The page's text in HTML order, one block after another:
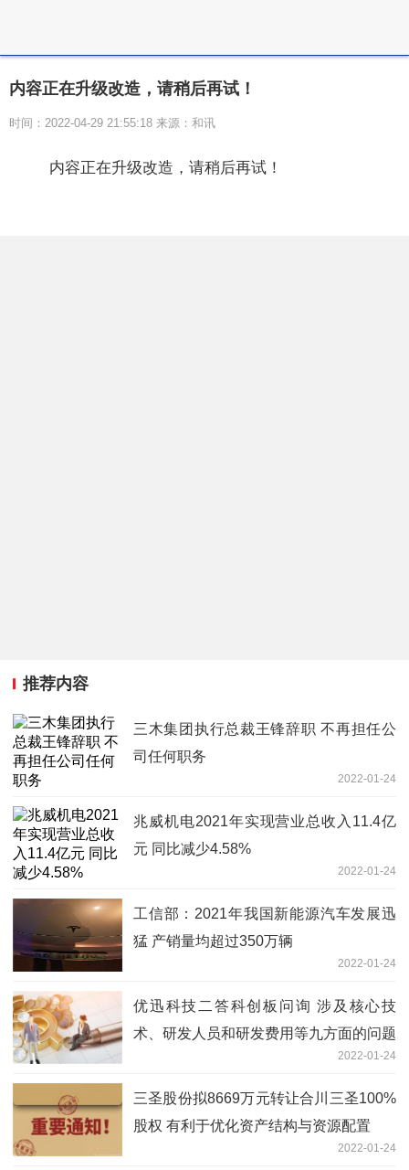
内容正在升级改造，请稍后再试！
时间：2022-04-29 21:55:18 来源：和讯
内容正在升级改造，请稍后再试！
推荐内容
三木集团执行总裁王锋辞职 不再担任公
司任何职务
2022-01-24
兆威机电2021年实现营业总收入11.4亿
元 同比减少4.58%
2022-01-24
工信部：2021年我国新能源汽车发展迅
猛 产销量均超过350万辆
2022-01-24
优迅科技二答科创板问询 涉及核心技
术、研发人员和研发费用等九方面的问题
2022-01-24
三圣股份拟8669万元转让合川三圣100%
股权 有利于优化资产结构与资源配置
2022-01-24